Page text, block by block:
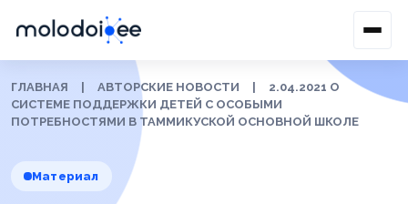
ГЛАВНАЯ АВТОРСКИЕ НОВОСТИ
2.04.2021 О
СИСТЕМЕ ПОДДЕРЖКИ ДЕТЕЙ С ОСОБЫМИ
ПОТРЕБНОСТЯМИ В ТАММИКУСКОЙ ОСНОВНОЙ ШКОЛЕ
Материал